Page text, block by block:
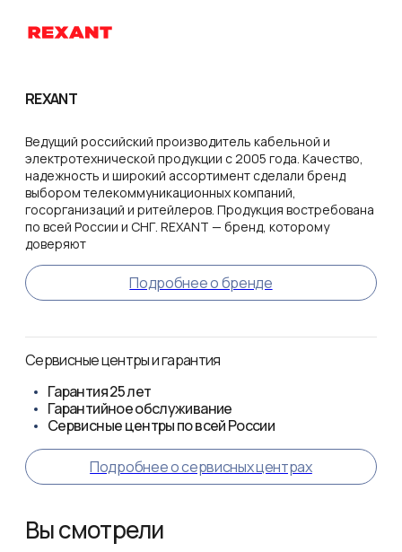
REXANT
Ведущий российский производитель кабельной и
электротехнической продукции с 2005 года. Качество,
надежность и широкий ассортимент сделали бренд
выбором телекоммуникационных компаний,
госорганизаций и ритейлеров. Продукция востребована
по всей России и СНГ. REXANT — бренд, которому
доверяют
Подробнее о бренде
Сервисные центры и гарантия
Гарантия25 лет
Гарантийное обслуживание
Сервисные центры по всей России
Подробнее о сервисных центрах
Вы смотрели